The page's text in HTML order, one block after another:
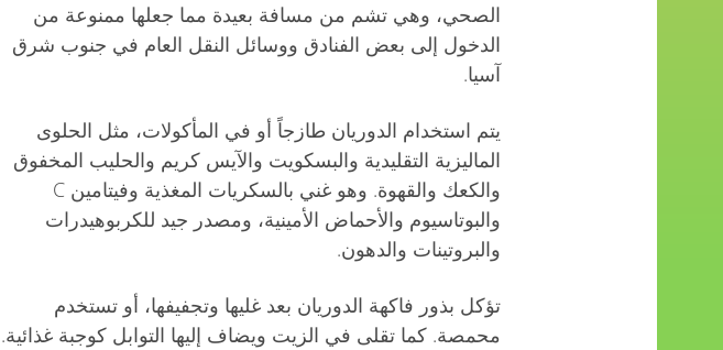
الصحي، وهي تشم من مسافة بعيدة مما جعلها ممنوعة من
الدخول إلى بعض الفنادق ووسائل النقل العام في جنوب شرق
آسيا.
يتم استخدام الدوريان طازجاً أو في المأكولات، مثل الحلوى
الماليزية التقليدية والبسكويت والآيس كريم والحليب المخفوق
والكعك والقهوة. وهو غني بالسكريات المغذية وفيتامين C
والبوتاسيوم والأحماض الأمينية، ومصدر جيد للكربوهيدرات
والبروتينات والدهون.
تؤكل بذور فاكهة الدوريان بعد غليها وتجفيفها، أو تستخدم
محمصة. كما تقلى في الزيت ويضاف إليها التوابل كوجبة غذائية.